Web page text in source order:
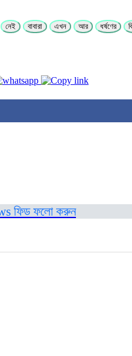
নেই বাবারা এখন আর ধর্ষণের
ফিড ফলো করুন